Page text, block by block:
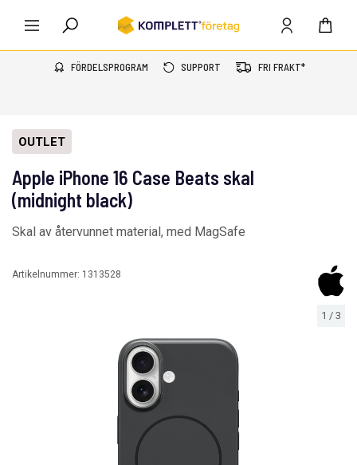
FÖRDELSPROGRAM SUPPORT FRI FRAKT*
1 / 3
OUTLET
Apple iPhone 16 Case Beats skal
(midnight black)
Skal av återvunnet material, med MagSafe
Artikelnummer: 1313528